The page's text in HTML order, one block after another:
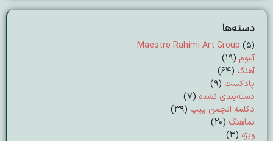
دسته‌ها
Maestro Rahimi Art Group (5)
آلبوم (19)
آهنگ (64)
پادکست (9)
دسته‌بندی نشده (7)
دکلمه انجمن پیپ (39)
نماهنگ (20)
ویژه (3)